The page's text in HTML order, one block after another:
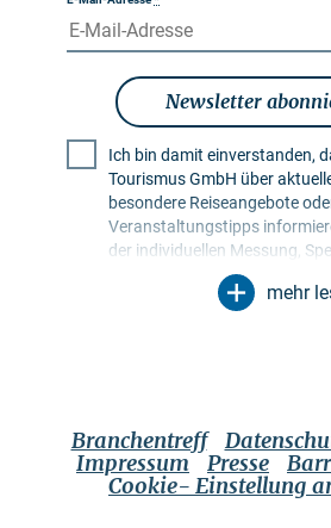
Newsletter
Ich bin damit einverstanden,
Tourismus GmbH über aktuelle Urlaubsthemen,
besondere Reiseangebote
Veranstaltungstipps
der individuellen Messung,
Auswertung von Öffnungs-
Empfängerprofilen zu
widerrufen kann. Dies kann
Abmeldelink im jeweiligen
über die im Impressum
mehr
Branchentreff
Impressum
Presse
Cookie- Einstellung